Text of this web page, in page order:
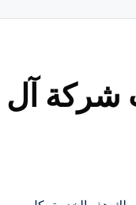
شركة آل